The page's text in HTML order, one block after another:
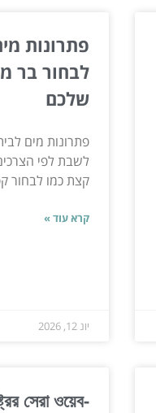
פתרונות
לבחור בר
שלכם
פתרונות מים
לשבת לפי
קצת כמו לבחור
קרא עוד »
יונ 12, 2026
সেরা ওয়েব-